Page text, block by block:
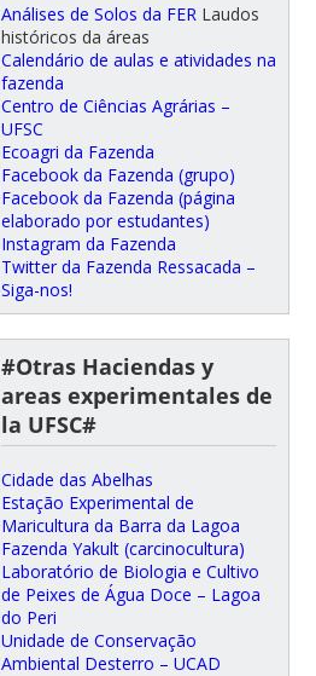
Análises de Solos da FER Laudos
históricos da áreas
Calendário de aulas e atividades na
fazenda
Centro de Ciências Agrárias –
UFSC
Ecoagri da Fazenda
Facebook da Fazenda (grupo)
Facebook da Fazenda (página
elaborado por estudantes)
Instagram da Fazenda
Twitter da Fazenda Ressacada –
Siga-nos!
#Otras Haciendas y
areas experimentales de
la UFSC#
Cidade das Abelhas
Estação Experimental de
Maricultura da Barra da Lagoa
Fazenda Yakult (carcinocultura)
Laboratório de Biologia e Cultivo
de Peixes de Água Doce – Lagoa
do Peri
Unidade de Conservação
Ambiental Desterro – UCAD